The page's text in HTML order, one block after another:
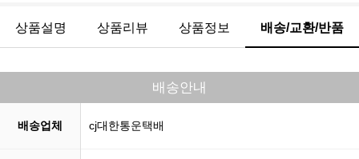
상품설명 상품리뷰 상품정보 배송/교환/반품
배송안내
배송업체 cj대한통운택배